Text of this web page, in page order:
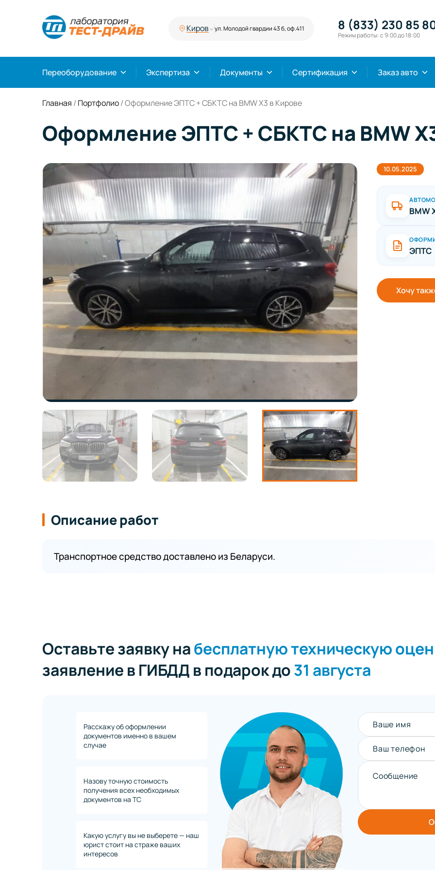
Киров ул. Молодой гвардии 43 б, оф.411 8 (833) 230 85
Режим работы: с 9:00 до 18:00
Переоборудование Экспертиза Документы Сертификация Заказ авто
Главная / Портфолио/Оформление ЭПТС + СБКТС на BMW X3 в Кирове
Оформление ЭПТС + СБКТС на BMW
10.05.2025
BMW
ЭПТС
Хочу
Описание работ
Транспортное средство доставлено из Беларуси.
Оставьте заявку набесплатную техническую
заявление в ГИБДД в подарок до31 августа
Расскажу об оформлении
документов именно в вашем
случае
Назову точную стоимость
получения всех необходимых
документов на ТС
Какую услугу вы не выберете — наш
юрист стоит на страже ваших
интересов
Ваше имя
Ваш телефон
Сообщение